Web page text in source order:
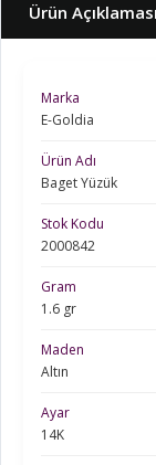
Ürün Açıklaması
Marka
E-Goldia
Ürün Adı
Baget Yüzük
Stok Kodu
2000842
Gram
1.6 gr
Maden
Altın
Ayar
14K